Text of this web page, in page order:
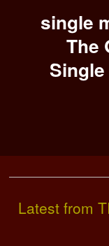
single
The
Latest from